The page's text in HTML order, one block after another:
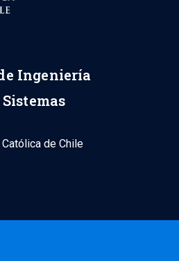
Ingeniería
de Chile